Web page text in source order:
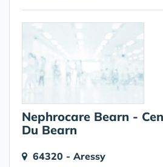
Nephrocare Bearn -
Du Bearn
64320 - Aressy